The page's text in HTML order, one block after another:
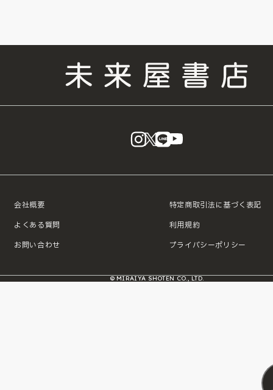
instagram
X LINE
会社概要
よくある質問
お問い合わせ
特定商取引法に基づく表記
利用規約
プライバシーポリシー
© MIRAIYA SHOTEN CO., LTD.